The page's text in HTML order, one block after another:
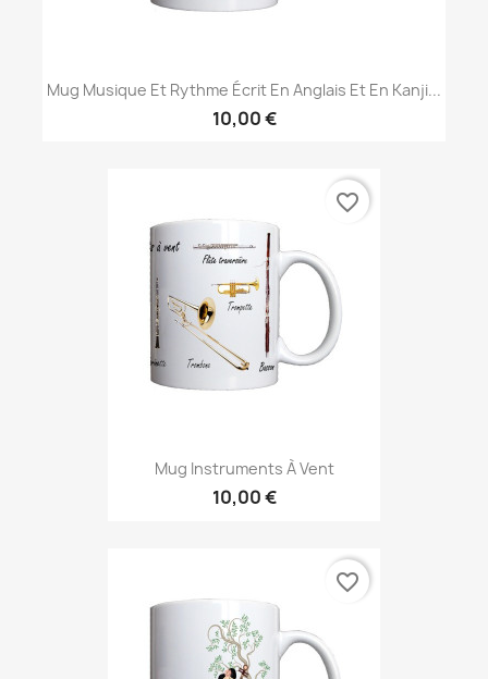
Mug Musique Et Rythme Écrit En Anglais Et En Kanji...
10,00 €
Mug Instruments À Vent
10,00 €
favorite_border
favorite_border